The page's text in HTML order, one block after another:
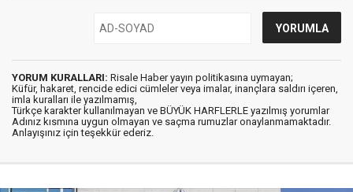
YORUM KURALLARI: Risale Haber yayın politikasına uymayan;
Küfür, hakaret, rencide edici cümleler veya imalar, inançlara saldırı içeren,
imla kuralları ile yazılmamış,
Türkçe karakter kullanılmayan ve BÜYÜK HARFLERLE yazılmış yorumlar
Adınız kısmına uygun olmayan ve saçma rumuzlar onaylanmamaktadır.
Anlayışınız için teşekkür ederiz.